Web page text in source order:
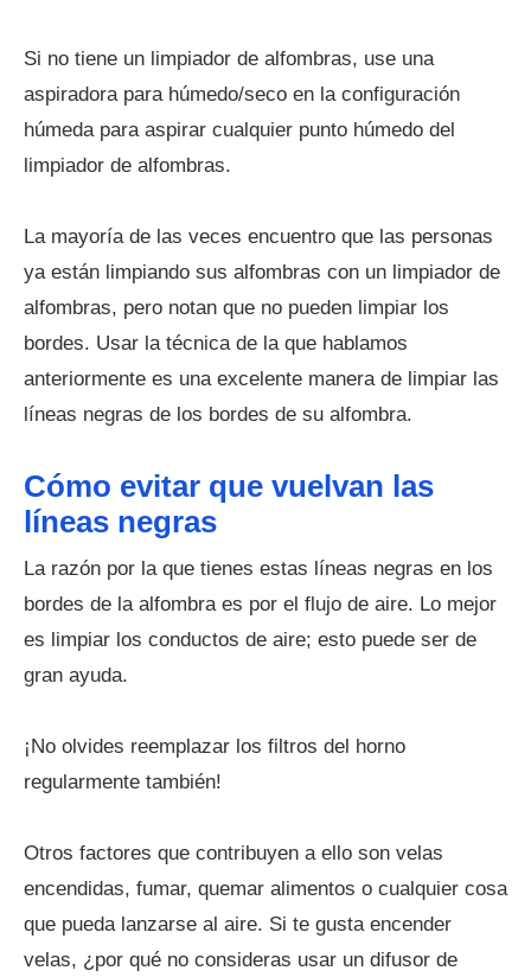
Si no tiene un limpiador de alfombras, use una
aspiradora para húmedo/seco en la configuración
húmeda para aspirar cualquier punto húmedo del
limpiador de alfombras.
La mayoría de las veces encuentro que las personas
ya están limpiando sus alfombras con un limpiador de
alfombras, pero notan que no pueden limpiar los
bordes. Usar la técnica de la que hablamos
anteriormente es una excelente manera de limpiar las
líneas negras de los bordes de su alfombra.
Cómo evitar que vuelvan las
líneas negras
La razón por la que tienes estas líneas negras en los
bordes de la alfombra es por el flujo de aire. Lo mejor
es limpiar los conductos de aire; esto puede ser de
gran ayuda.
¡No olvides reemplazar los filtros del horno
regularmente también!
Otros factores que contribuyen a ello son velas
encendidas, fumar, quemar alimentos o cualquier cosa
que pueda lanzarse al aire. Si te gusta encender
velas, ¿por qué no consideras usar un difusor de